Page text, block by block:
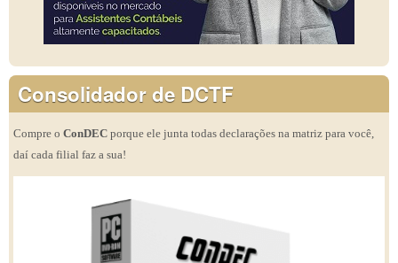
Consolidador de DCTF
Compre o ConDEC porque ele junta todas declarações na matriz para você,
daí cada filial faz a sua!